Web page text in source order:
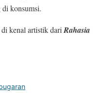
konsumsi.
kenal artistik dari Rahasia